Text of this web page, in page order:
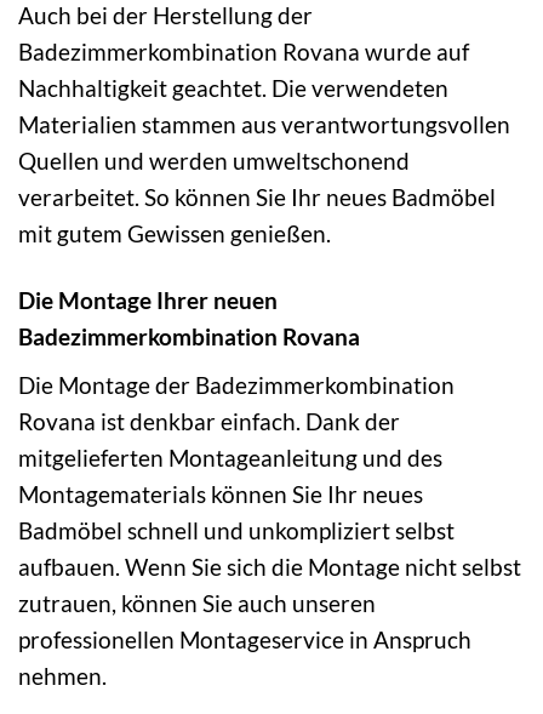
Auch bei der Herstellung der
Badezimmerkombination Rovana wurde auf
Nachhaltigkeit geachtet. Die verwendeten
Materialien stammen aus verantwortungsvollen
Quellen und werden umweltschonend
verarbeitet. So können Sie Ihr neues Badmöbel
mit gutem Gewissen genießen.
Die Montage Ihrer neuen
Badezimmerkombination Rovana
Die Montage der Badezimmerkombination
Rovana ist denkbar einfach. Dank der
mitgelieferten Montageanleitung und des
Montagematerials können Sie Ihr neues
Badmöbel schnell und unkompliziert selbst
aufbauen. Wenn Sie sich die Montage nicht selbst
zutrauen, können Sie auch unseren
professionellen Montageservice in Anspruch
nehmen.